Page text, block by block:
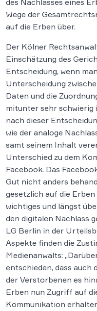
des Nachlasses eines
Wege der
auf die Erben über.
Der Kölner
Einschätzung des
Entscheidung, wenn
Unterscheidung
Daten und die
mitunter sehr schwierig
nach dieser
wie der analoge
samt seinem Inhalt
Unterschied zu dem
Facebook. Das
Gut nicht anders
gesetzlich auf die
wichtiges und längst
den digitalen Nachlass
LG Berlin in der
Aspekte finden die
Medienanwalts:
entschieden, dass auch
der Verstorbenen es
Erben nun Zugriff auf
Kommunikation